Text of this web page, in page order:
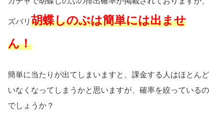
ズバリ 胡蝶しのぶは簡単には出ませ
ん！
簡単に当たりが出てしまいますと、課金する人はほとんど
いなくなってしまうかと思いますが、確率を絞っているの
でしょうか？